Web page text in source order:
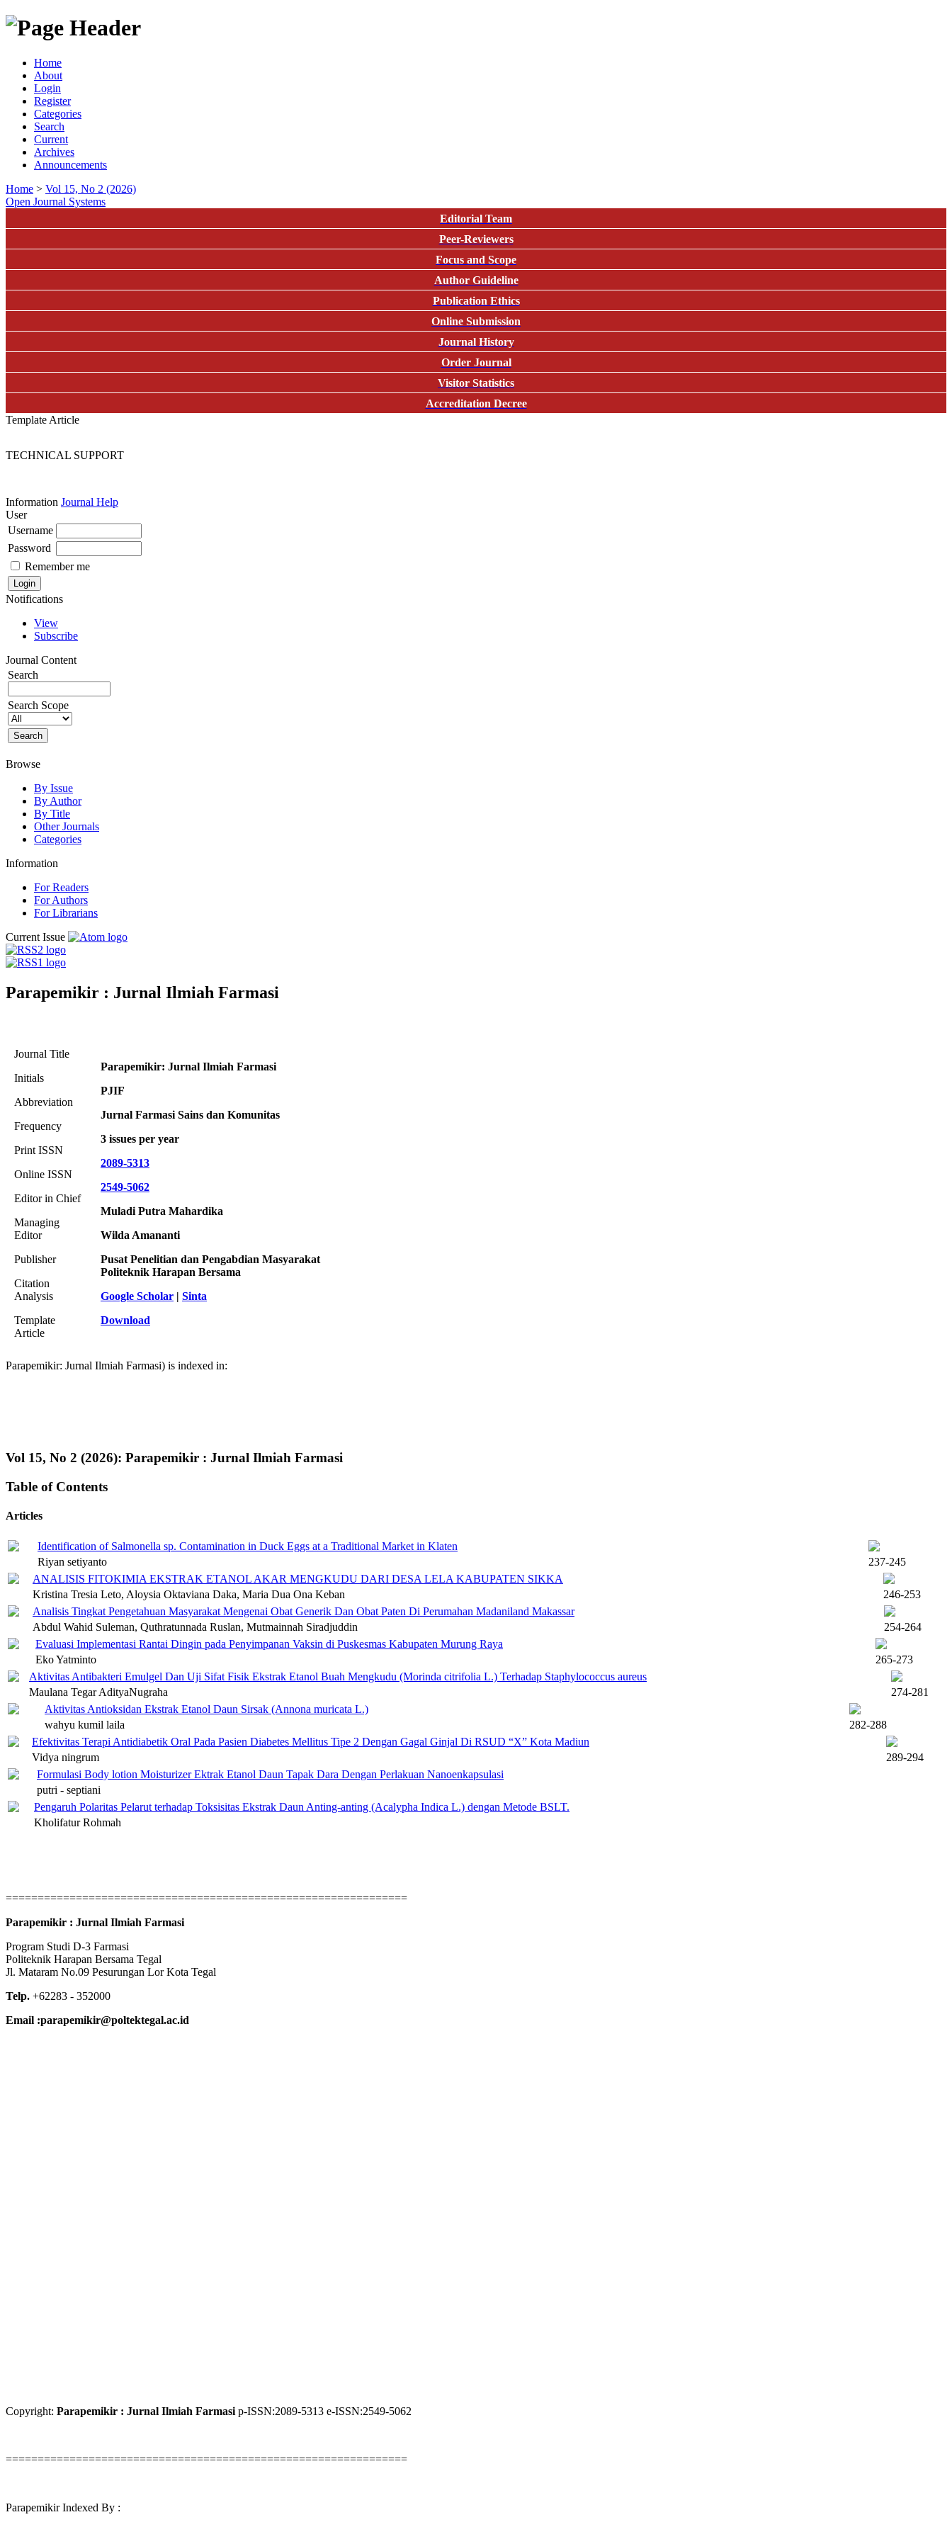
Home
About
Login
Register
Categories
Search
Current
Archives
Announcements
Home > Vol 15, No 2 (2026)
Open Journal Systems
Editorial Team
Peer-Reviewers
Focus and Scope
Author Guideline
Publication Ethics
Online Submission
Journal History
Order Journal
Visitor Statistics
Accreditation Decree
Template Article
TECHNICAL SUPPORT
Information Journal Help
User
Username
Password
Remember me
Notifications
View
Subscribe
Journal Content
Search
Search Scope
Browse
By Issue
By Author
By Title
Other Journals
Categories
Information
For Readers
For Authors
For Librarians
Current Issue
Parapemikir : Jurnal Ilmiah Farmasi
Journal Title
Initials
Abbreviation
Frequency
Print ISSN
Online ISSN
Editor in Chief
Managing
Editor
Publisher
Citation
Analysis
Template
Article
Parapemikir: Jurnal Ilmiah Farmasi
PJIF
Jurnal Farmasi Sains dan Komunitas
3 issues per year
2089-5313
2549-5062
Muladi Putra Mahardika
Wilda Amananti
Pusat Penelitian dan Pengabdian Masyarakat
Politeknik Harapan Bersama
Google Scholar | Sinta
Download
Parapemikir: Jurnal Ilmiah Farmasi) is indexed in:
Vol 15, No 2 (2026): Parapemikir : Jurnal Ilmiah Farmasi
Table of Contents
Articles
Identification of Salmonella sp. Contamination in Duck Eggs at a Traditional Market in Klaten
Riyan setiyanto
237-245
ANALISIS FITOKIMIA EKSTRAK ETANOL AKAR MENGKUDU DARI DESA LELA KABUPATEN SIKKA
Kristina Tresia Leto, Aloysia Oktaviana Daka, Maria Dua Ona Keban
246-253
Analisis Tingkat Pengetahuan Masyarakat Mengenai Obat Generik Dan Obat Paten Di Perumahan Madaniland Makassar
Abdul Wahid Suleman, Quthratunnada Ruslan, Mutmainnah Siradjuddin
254-264
Evaluasi Implementasi Rantai Dingin pada Penyimpanan Vaksin di Puskesmas Kabupaten Murung Raya
Eko Yatminto
265-273
Aktivitas Antibakteri Emulgel Dan Uji Sifat Fisik Ekstrak Etanol Buah Mengkudu (Morinda citrifolia L.) Terhadap Staphylococcus aureus
Maulana Tegar AdityaNugraha
274-281
Aktivitas Antioksidan Ekstrak Etanol Daun Sirsak (Annona muricata L.)
wahyu kumil laila
282-288
Efektivitas Terapi Antidiabetik Oral Pada Pasien Diabetes Mellitus Tipe 2 Dengan Gagal Ginjal Di RSUD “X” Kota Madiun
Vidya ningrum
289-294
Formulasi Body lotion Moisturizer Ektrak Etanol Daun Tapak Dara Dengan Perlakuan Nanoenkapsulasi
putri - septiani
Pengaruh Polaritas Pelarut terhadap Toksisitas Ekstrak Daun Anting-anting (Acalypha Indica L.) dengan Metode BSLT.
Kholifatur Rohmah
===============================================================
Parapemikir : Jurnal Ilmiah Farmasi
Program Studi D-3 Farmasi
Politeknik Harapan Bersama Tegal
Jl. Mataram No.09 Pesurungan Lor Kota Tegal
Telp. +62283 - 352000
Email :parapemikir@poltektegal.ac.id
Copyright: Parapemikir : Jurnal Ilmiah Farmasi p-ISSN:2089-5313 e-ISSN:2549-5062
===============================================================
Parapemikir Indexed By :